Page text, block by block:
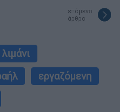
επόμενο
άρθρο
λιμάνι
εργαζόμενη